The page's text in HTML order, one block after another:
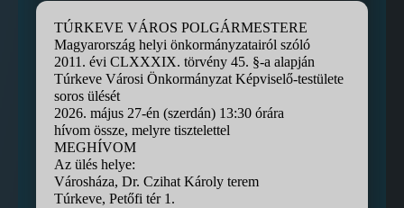
TÚRKEVE VÁROS POLGÁRMESTERE
Magyarország helyi önkormányzatairól szóló
2011. évi CLXXXIX. törvény 45. §-a alapján
Túrkeve Városi Önkormányzat Képviselő-testülete
soros ülését
2026. május 27-én (szerdán) 13:30 órára
hívom össze, melyre tisztelettel
MEGHÍVOM
Az ülés helye:
Városháza, Dr. Czihat Károly terem
Túrkeve, Petőfi tér 1.